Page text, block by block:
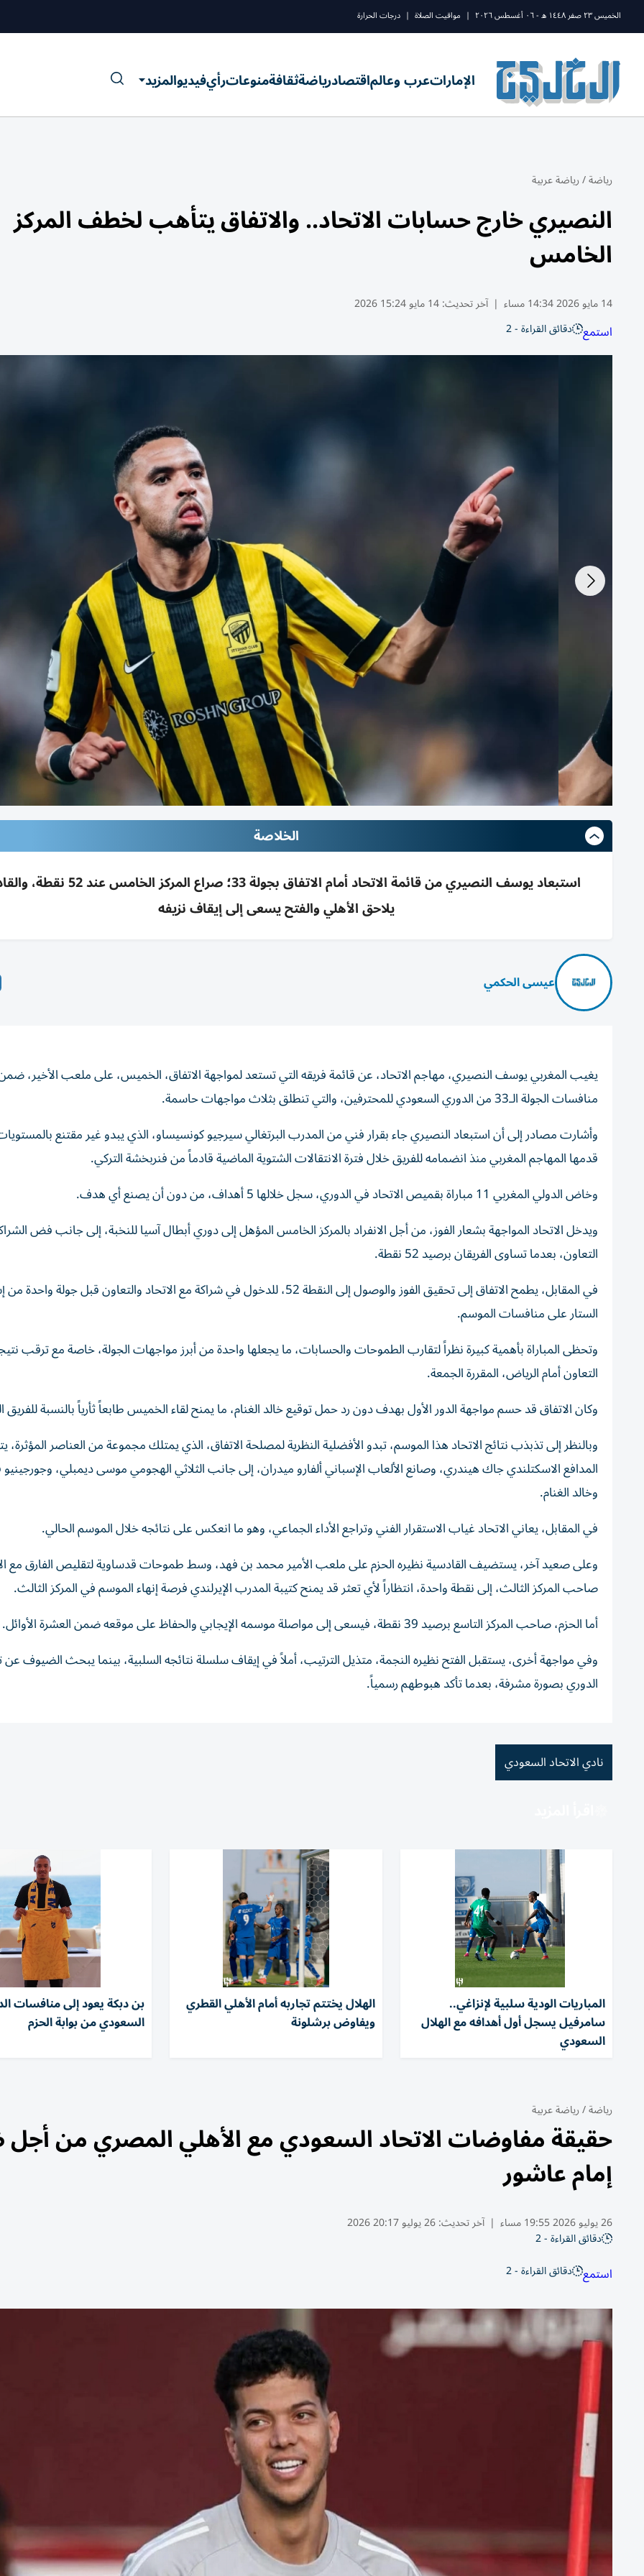
الخميس ٢٣ صفر ١٤٤٨ ه - ٠٦ أغسطس ٢٠٢٦ | مواقيت الصلاة | درجات الحرارة
الإماراتعرب وعالماقتصادرياضةثقافةمنوعاترأيفيديوالمزيد
رياضة/رياضة عربية
النصيري خارج حسابات الاتحاد.. والاتفاق يتأهب لخطف المركز
الخامس
14 مايو 2026 14:34 مساء | آخر تحديث:14 مايو 15:24 2026
استمع دقائق القراءة - 2
الخلاصة
استبعاد يوسف النصيري من قائمة الاتحاد أمام الاتفاق بجولة 33؛
يلاحق الأهلي والفتح يسعى إلى إيقاف نزيفه
عيسى الحكمي
يغيب المغربي يوسف النصيري، مهاجم الاتحاد، عن قائمة فريقه التي تستعد لمواجهة الاتفاق، الخميس، على ملعب الأخير،
منافسات الجولة الـ33 من الدوري السعودي للمحترفين، والتي تنطلق بثلاث مواجهات حاسمة.
وأشارت مصادر إلى أن استبعاد النصيري جاء بقرار فني من المدرب البرتغالي سيرجيو كونسيساو، الذي يبدو غير مقتنع
قدمها المهاجم المغربي منذ انضمامه للفريق خلال فترة الانتقالات الشتوية الماضية قادماً من فنربخشة التركي.
وخاض الدولي المغربي 11 مباراة بقميص الاتحاد في الدوري، سجل خلالها 5 أهداف، من دون أن يصنع أي هدف.
ويدخل الاتحاد المواجهة بشعار الفوز، من أجل الانفراد بالمركز الخامس المؤهل إلى دوري أبطال آسيا للنخبة، إلى جانب فض
التعاون، بعدما تساوى الفريقان برصيد 52 نقطة.
في المقابل، يطمح الاتفاق إلى تحقيق الفوز والوصول إلى النقطة 52، للدخول في شراكة مع الاتحاد والتعاون قبل جولة
الستار على منافسات الموسم.
وتحظى المباراة بأهمية كبيرة نظراً لتقارب الطموحات والحسابات، ما يجعلها واحدة من أبرز مواجهات الجولة، خاصة مع ترقب
التعاون أمام الرياض، المقررة الجمعة.
وكان الاتفاق قد حسم مواجهة الدور الأول بهدف دون رد حمل توقيع خالد الغنام، ما يمنح لقاء الخميس طابعاً ثأرياً بالنسبة للفريق
وبالنظر إلى تذبذب نتائج الاتحاد هذا الموسم، تبدو الأفضلية النظرية لمصلحة الاتفاق، الذي يمتلك مجموعة من العناصر المؤثرة،
المدافع الاسكتلندي جاك هيندري، وصانع الألعاب الإسباني ألفارو ميدران، إلى جانب الثلاثي الهجومي موسى ديمبلي، وجورجينيو
وخالد الغنام.
في المقابل، يعاني الاتحاد غياب الاستقرار الفني وتراجع الأداء الجماعي، وهو ما انعكس على نتائجه خلال الموسم الحالي.
وعلى صعيد آخر، يستضيف القادسية نظيره الحزم على ملعب الأمير محمد بن فهد، وسط طموحات قدساوية لتقليص الفارق مع
صاحب المركز الثالث، إلى نقطة واحدة، انتظاراً لأي تعثر قد يمنح كتيبة المدرب الإيرلندي فرصة إنهاء الموسم في المركز الثالث.
أما الحزم، صاحب المركز التاسع برصيد 39 نقطة، فيسعى إلى مواصلة موسمه الإيجابي والحفاظ على موقعه ضمن العشرة الأوائل.
وفي مواجهة أخرى، يستقبل الفتح نظيره النجمة، متذيل الترتيب، أملاً في إيقاف سلسلة نتائجه السلبية، بينما يبحث الضيوف عن
الدوري بصورة مشرفة، بعدما تأكد هبوطهم رسمياً.
نادي الاتحاد السعودي
المباريات الودية سلبية لإنزاغي..
سامرفيل يسجل أول أهدافه مع الهلال
السعودي
الهلال يختتم تجاربه أمام الأهلي القطري
ويفاوض برشلونة
بن دبكة يعود إلى منافسات
السعودي من بوابة الحزم
رياضة/رياضة عربية
حقيقة مفاوضات الاتحاد السعودي مع الأهلي المصري من
إمام عاشور
26 يوليو 2026 19:55 مساء | آخر تحديث:26 يوليو 20:17 2026
دقائق القراءة - 2
استمع دقائق القراءة - 2